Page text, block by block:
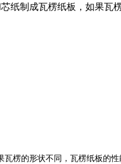
纸制成瓦楞纸板，如果瓦
瓦楞的形状不同，瓦楞纸板的性